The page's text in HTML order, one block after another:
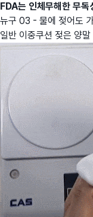
FDA는 인체무해한 무독
뉴구 03 - 물에 젖어도
일반 이중쿠션 젖은 양